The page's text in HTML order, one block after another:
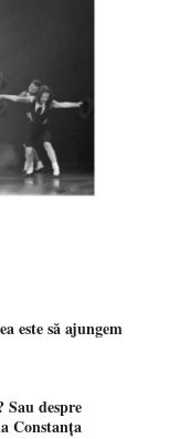
este să ajungem
despre
Constanța